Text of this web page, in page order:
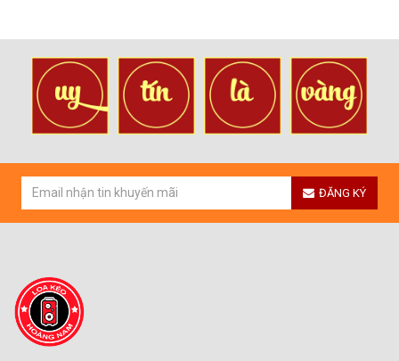
ĐĂNG KÝ